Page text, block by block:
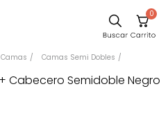
0
Camas Camas Semi Dobles
Cabecero Semidoble Negro